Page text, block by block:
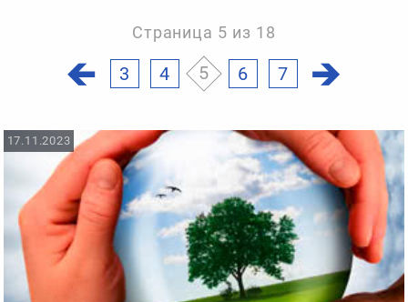
Страница 5 из 18
3 4 5 6 7
17.11.2023